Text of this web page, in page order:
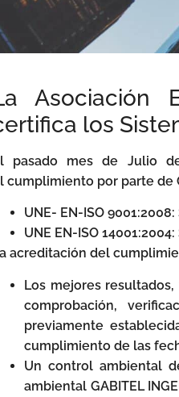
Asociación
los
pasado mes de Julio
cumplimiento por parte de
UNE- EN-ISO
UNE EN-ISO
acreditación del
Los mejores
comprobación,
previamente
cumplimiento de las
Un control ambiental
ambiental GABITEL